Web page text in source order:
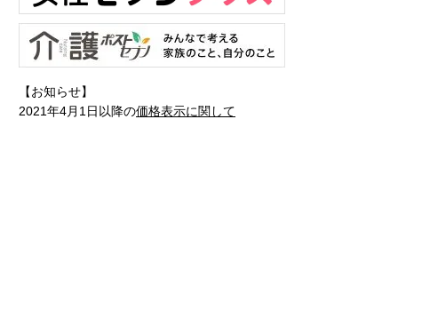
【お知らせ】
2021年4月1日以降の価格表示に関して